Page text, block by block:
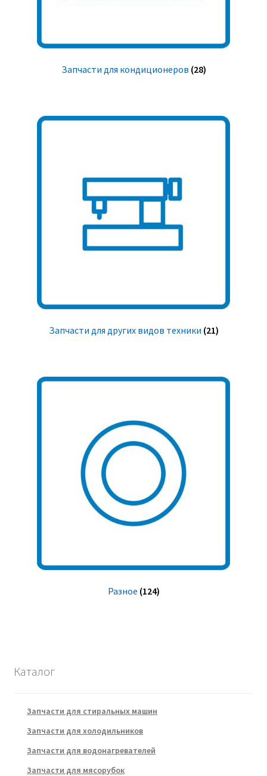
Запчасти для кондиционеров (28)
Запчасти для других видов техники (21)
Разное (124)
Каталог
Запчасти для стиральных машин
Запчасти для холодильников
Запчасти для водонагревателей
Запчасти для мясорубок